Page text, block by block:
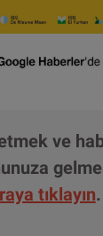
ve
tıklayın.